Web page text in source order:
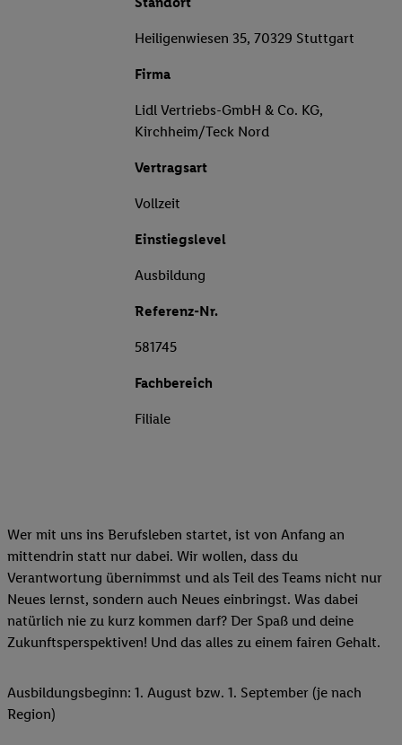
Heiligenwiesen 35, 70329 Stuttgart
Firma
Lidl Vertriebs-GmbH & Co. KG,
Kirchheim/Teck Nord
Vertragsart
Vollzeit
Einstiegslevel
Ausbildung
Referenz-Nr.
581745
Fachbereich
Filiale
Wer mit uns ins Berufsleben startet, ist von Anfang an
mittendrin statt nur dabei. Wir wollen, dass du
Verantwortung übernimmst und als Teil des Teams nicht nur
Neues lernst, sondern auch Neues einbringst. Was dabei
natürlich nie zu kurz kommen darf? Der Spaß und deine
Zukunftsperspektiven! Und das alles zu einem fairen Gehalt.
Ausbildungsbeginn: 1. August bzw. 1. September (je nach
Region)